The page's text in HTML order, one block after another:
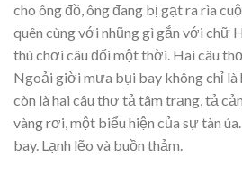
cho ông đồ, ông đang bị gạt ra rìa
quên cùng với nhũng gì gắn với chữ
thú chơi câu đối một thời. Hai câu
Ngoải giời mưa bụi bay không chỉ là
còn là hai câu thơ tả tâm trạng, tả
vàng rơi, một biểu hiện của sự tàn
bay. Lạnh lẽo và buồn thảm.